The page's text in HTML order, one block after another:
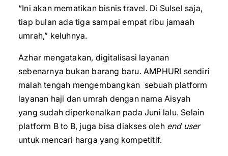
“Ini akan mematikan bisnis travel. Di Sulsel saja,
tiap bulan ada tiga sampai empat ribu jamaah
umrah,” keluhnya.
Azhar mengatakan, digitalisasi layanan
sebenarnya bukan barang baru. AMPHURI sendiri
malah tengah mengembangkan sebuah platform
layanan haji dan umrah dengan nama Aisyah
yang sudah diperkenalkan pada Juni lalu. Selain
platform B to B, juga bisa diakses oleh end user
untuk mencari harga yang kompetitif.